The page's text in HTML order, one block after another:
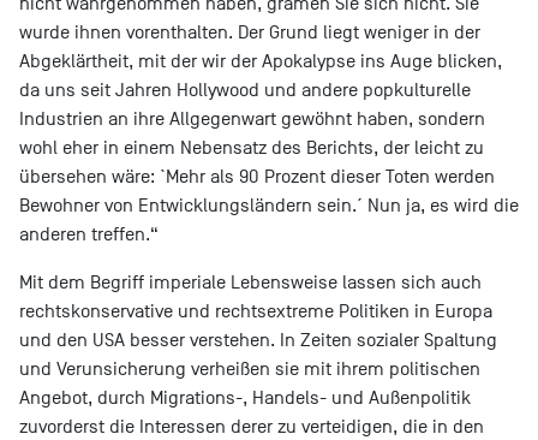
wurde ihnen vorenthalten. Der Grund liegt weniger in der
Abgeklärtheit, mit der wir der Apokalypse ins Auge blicken,
da uns seit Jahren Hollywood und andere popkulturelle
Industrien an ihre Allgegenwart gewöhnt haben, sondern
wohl eher in einem Nebensatz des Berichts, der leicht zu
übersehen wäre: `Mehr als 90 Prozent dieser Toten werden
Bewohner von Entwicklungsländern sein.´ Nun ja, es wird die
anderen treffen.“
Mit dem Begriff imperiale Lebensweise lassen sich auch
rechtskonservative und rechtsextreme Politiken in Europa
und den USA besser verstehen. In Zeiten sozialer Spaltung
und Verunsicherung verheißen sie mit ihrem politischen
Angebot, durch Migrations-, Handels- und Außenpolitik
zuvorderst die Interessen derer zu verteidigen, die in den